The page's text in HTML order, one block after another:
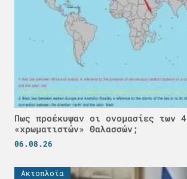
Πως προέκυψαν οι ονομασίες των 4
«χρωματιστών» Θαλασσών;
06.08.26
Ακτοπλοϊα